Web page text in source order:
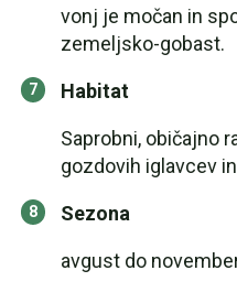
vonj je močan in
zemeljsko-gobast.
Habitat
Saprobni, običajno
gozdovih iglavcev
Sezona
avgust do